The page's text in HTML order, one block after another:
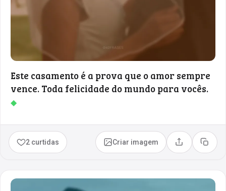
Este casamento é a prova que o amor sempre
vence. Toda felicidade do mundo para vocês.
◆
2 curtidas Criar imagem Compartilhar
Copiar